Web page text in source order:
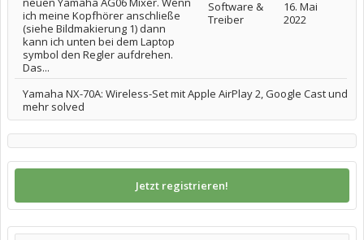
ich meine Kopfhörer anschließe
(siehe Bildmakierung 1) dann
kann ich unten bei dem Laptop
symbol den Regler aufdrehen.
Das...
Software &
Treiber
16. Mai
2022
Yamaha NX-70A: Wireless-Set mit Apple AirPlay 2, Google Cast und
mehr solved
Jetzt registrieren!